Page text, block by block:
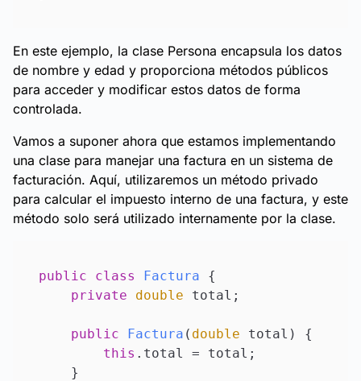
En este ejemplo, la clase Persona encapsula los datos
de nombre y edad y proporciona métodos públicos
para acceder y modificar estos datos de forma
controlada.
Vamos a suponer ahora que estamos implementando
una clase para manejar una factura en un sistema de
facturación. Aquí, utilizaremos un método privado
para calcular el impuesto interno de una factura, y este
método solo será utilizado internamente por la clase.
public class Factura {
private
double total;
public Factura ( double total )
{
this .total = total;
    }